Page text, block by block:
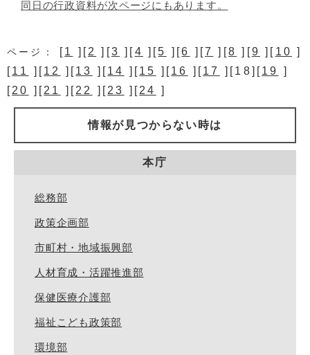
同日の行政資料が次ページにもあります。
ページ： [1 ][2 ][3 ][4 ][5 ][6 ][7 ][8 ][9 ][ 10 ]
[11 ][12 ][13 ][14 ][15 ][16 ][17 ][18][19
]
[20 ][21 ][22 ][23 ][24 ]
情報が見つからない時は
本庁
総務部
政策企画部
市町村・地域振興部
人材育成・活躍推進部
保健医療介護部
福祉こども政策部
環境部